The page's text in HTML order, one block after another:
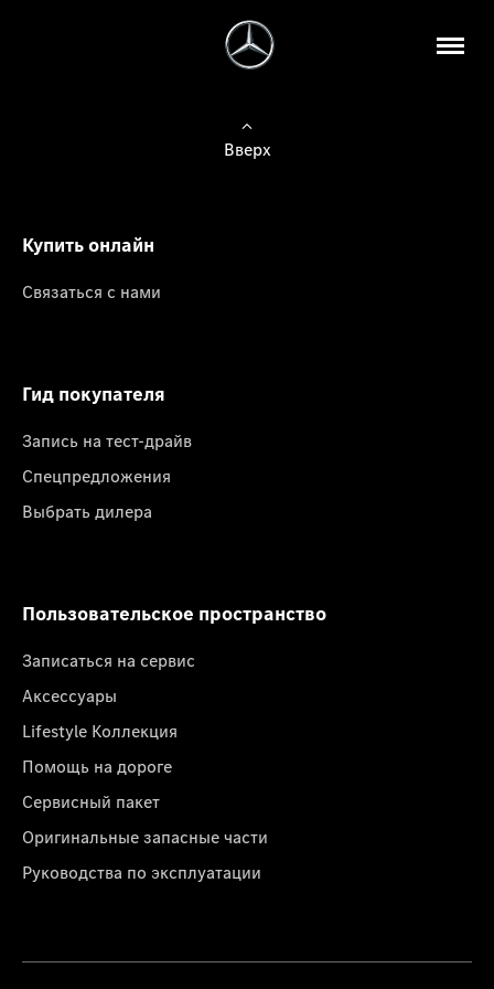
Вверх
Купить онлайн
Связаться с нами
Гид покупателя
Запись на тест-драйв
Спецпредложения
Выбрать дилера
Пользовательское пространство
Записаться на сервис
Аксессуары
Lifestyle Коллекция
Помощь на дороге
Сервисный пакет
Оригинальные запасные части
Руководства по эксплуатации